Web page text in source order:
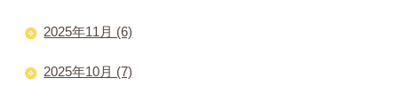
2025年11月 (6)
2025年10月 (7)